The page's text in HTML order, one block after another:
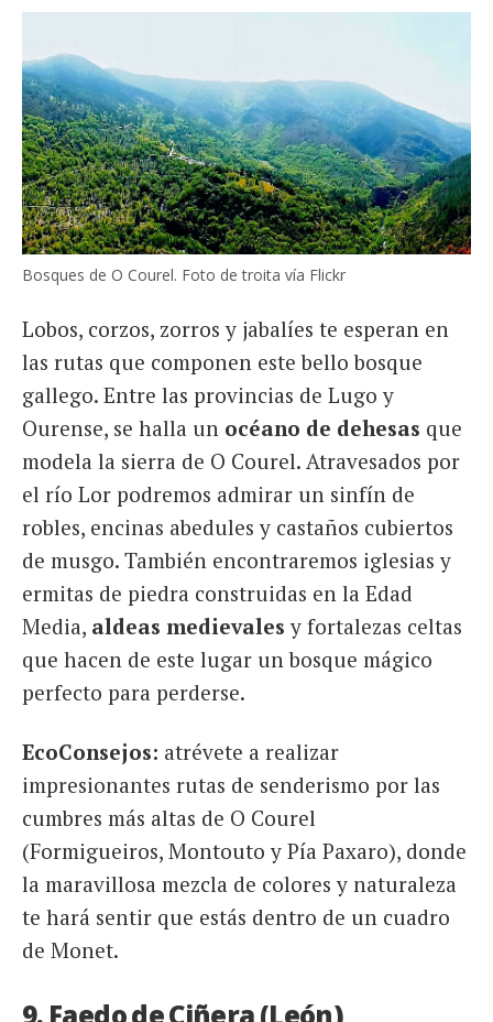
Bosques de O Courel. Foto de troita vía Flickr
Lobos, corzos, zorros y jabalíes te esperan en
las rutas que componen este bello bosque
gallego. Entre las provincias de Lugo y
Ourense, se halla un océano de dehesas que
modela la sierra de O Courel. Atravesados por
el río Lor podremos admirar un sinfín de
robles, encinas abedules y castaños cubiertos
de musgo. También encontraremos iglesias y
ermitas de piedra construidas en la Edad
Media, aldeas medievales y fortalezas celtas
que hacen de este lugar un bosque mágico
perfecto para perderse.
EcoConsejos: atrévete a realizar
impresionantes rutas de senderismo por las
cumbres más altas de O Courel
(Formigueiros, Montouto y Pía Paxaro), donde
la maravillosa mezcla de colores y naturaleza
te hará sentir que estás dentro de un cuadro
de Monet.